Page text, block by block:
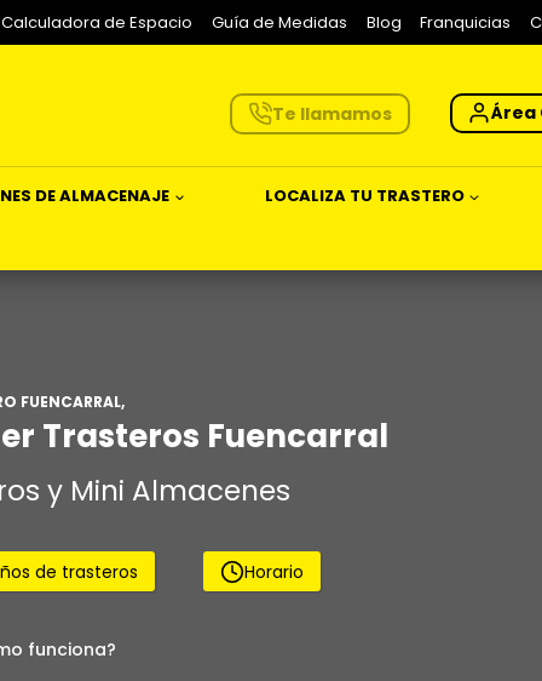
Calculadora de Espacio Guía de Medidas Blog Franquicias
Te llamamos Área
DE ALMACENAJE
LOCALIZA TU TRASTERO
FUENCARRAL,
Trasteros Fuencarral
y Mini Almacenes
de trasteros Horario
funciona?